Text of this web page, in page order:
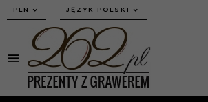
currency_h
PLN JĘZYK POLSKI